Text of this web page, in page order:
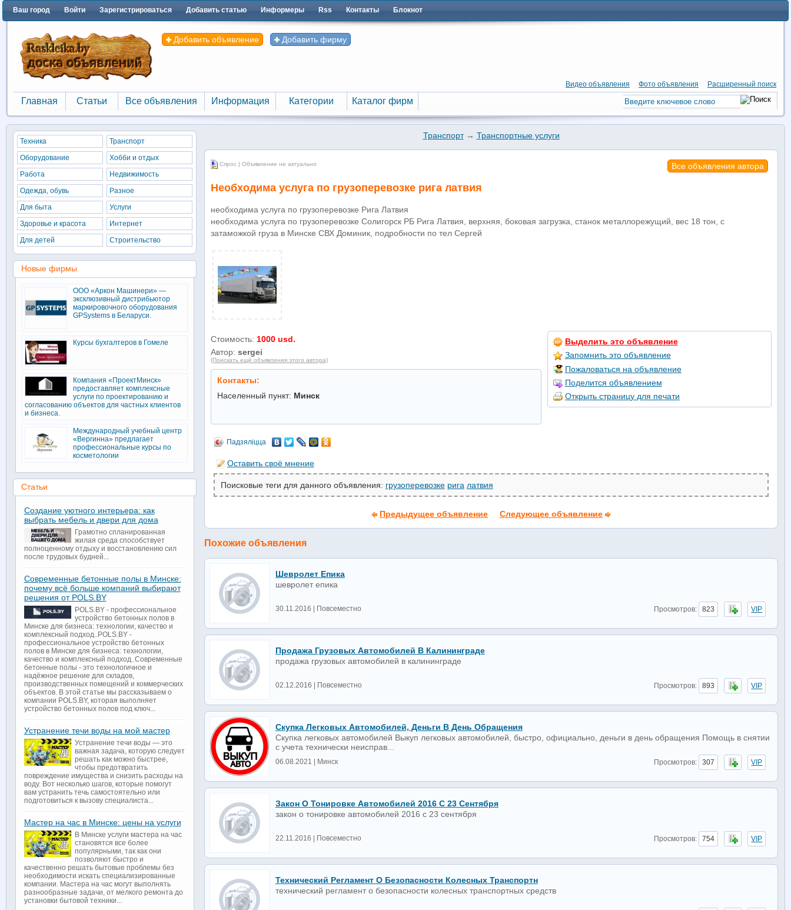
Ваш город Войти Зарегистрироваться Добавить статью Информеры Rss Контакты Блокнот
Добавить объявление Добавить фирму
Видео объявления Фото объявления Расширенный поиск
Главная
Главная
Статьи
Статьи
Все объявления
Все объявления
Информация Категории Каталог фирм
Транспорт→ Транспортные услуги
Все объявления автора
Спрос | Объявление не актуально
Необходима услуга по грузоперевозке рига латвия
необходима услуга по грузоперевозке Рига Латвия
необходима услуга по грузоперевозке Солигорск РБ Рига Латвия, верхняя, боковая загрузка, станок металлорежущий, вес 18 тон, с
затаможкой груза в Минске СВХ Доминик, подробности по тел Сергей
Стоимость: 1000 usd.
Автор: sergei
(Поискать ещё объявления этого автора)
Контакты:
Населенный пункт: Минск
Выделить это объявление
Запомнить это объявление
Пожаловаться на объявление
Поделится объявлением
Открыть страницу для печати
Падзяліцца
Оставить своё мнение
Поисковые теги для данного объявления: грузоперевозке рига латвия
Предыдущее объявление Следующее объявление
Похожие объявления
Шевролет Епика
шевролет епика
30.11.2016 | Повсеместно Просмотров: 823 VIP
Продажа Грузовых Автомобилей В Калининграде
продажа грузовых автомобилей в калининграде
02.12.2016 | Повсеместно Просмотров: 893 VIP
Скупка Легковых Автомобилей, Деньги В День Обращения
Скупка легковых автомобилей Выкуп легковых автомобилей, быстро, официально, деньги в день обращения Помощь в снятии
с учета технически неисправ...
06.08.2021 | Минск Просмотров: 307 VIP
Закон О Тонировке Автомобилей 2016 С 23 Сентября
закон о тонировке автомобилей 2016 с 23 сентября
22.11.2016 | Повсеместно Просмотров: 754 VIP
Технический Регламент О Безопасности Колесных Транспортн
технический регламент о безопасности колесных транспортных средств
Техника
Транспорт
Оборудование
Хобби и отдых
Работа
Недвижимость
Одежда, обувь
Разное
Для быта
Услуги
Здоровье и красота
Интернет
Для детей
Строительство
Новые фирмы
ООО «Аркон Машинери» —
эксклюзивный дистрибьютор
маркировочного оборудования
GPSystems в Беларуси.
Курсы бухгалтеров в Гомеле
Компания «ПроектМинск»
предоставляет комплексные
услуги по проектированию и
согласованию объектов для частных клиентов
и бизнеса.
Международный учебный центр
«Вергинна» предлагает
профессиональные курсы по
косметологии
Статьи
Создание уютного интерьера: как
выбрать мебель и двери для дома
Грамотно спланированная
жилая среда способствует
полноценному отдыху и восстановлению сил
после трудовых будней...
Современные бетонные полы в Минске:
почему всё больше компаний выбирают
решения от POLS.BY
POLS.BY - профессиональное
устройство бетонных полов в
Минске для бизнеса: технологии, качество и
комплексный подход..POLS.BY -
профессиональное устройство бетонных
полов в Минске для бизнеса: технологии,
качество и комплексный подход..Современные
бетонные полы - это технологичное и
надёжное решение для складов,
производственных помещений и коммерческих
объектов. В этой статье мы рассказываем о
компании POLS.BY, которая выполняет
устройство бетонных полов под ключ...
Устранение течи воды на мой мастер
Устранение течи воды — это
важная задача, которую следует
решать как можно быстрее,
чтобы предотвратить
повреждение имущества и снизить расходы на
воду. Вот несколько шагов, которые помогут
вам устранить течь самостоятельно или
подготовиться к вызову специалиста...
Мастер на час в Минске: цены на услуги
В Минске услуги мастера на час
становятся все более
популярными, так как они
позволяют быстро и
качественно решать бытовые проблемы без
необходимости искать специализированные
компании. Мастера на час могут выполнять
разнообразные задачи, от мелкого ремонта до
установки бытовой техники...